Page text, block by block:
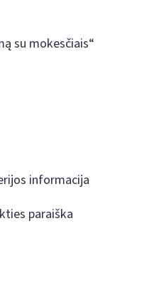
su mokesčiais“
informacija
paraiška